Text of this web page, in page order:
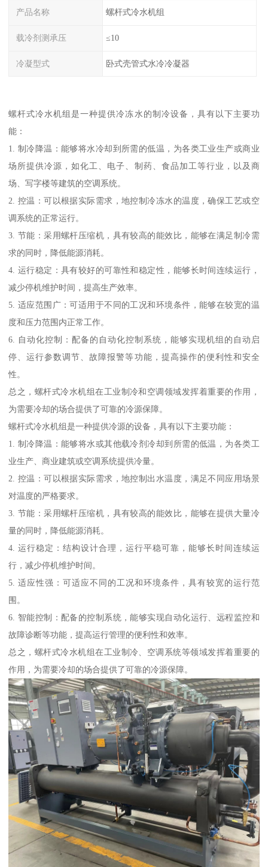
产品名称 螺杆式冷水机组
载冷剂测承压 ≤10
冷凝型式 卧式壳管式水冷冷凝器
螺杆式冷水机组是一种提供冷冻水的制冷设备，具有以下主要功
能：
1. 制冷降温：能够将水冷却到所需的低温，为各类工业生产或商业
场所提供冷源，如化工、电子、制药、食品加工等行业，以及商
场、写字楼等建筑的空调系统。
2. 控温：可以根据实际需求，地控制冷冻水的温度，确保工艺或空
调系统的正常运行。
3. 节能：采用螺杆压缩机，具有较高的能效比，能够在满足制冷需
求的同时，降低能源消耗。
4. 运行稳定：具有较好的可靠性和稳定性，能够长时间连续运行，
减少停机维护时间，提高生产效率。
5. 适应范围广：可适用于不同的工况和环境条件，能够在较宽的温
度和压力范围内正常工作。
6. 自动化控制：配备的自动化控制系统，能够实现机组的自动启
停、运行参数调节、故障报警等功能，提高操作的便利性和安全
性。
总之，螺杆式冷水机组在工业制冷和空调领域发挥着重要的作用，
为需要冷却的场合提供了可靠的冷源保障。
螺杆式冷水机组是一种提供冷源的设备，具有以下主要功能：
1. 制冷降温：能够将水或其他载冷剂冷却到所需的低温，为各类工
业生产、商业建筑或空调系统提供冷量。
2. 控温：可以根据实际需求，地控制出水温度，满足不同应用场景
对温度的严格要求。
3. 节能：采用螺杆压缩机，具有较高的能效比，能够在提供大量冷
量的同时，降低能源消耗。
4. 运行稳定：结构设计合理，运行平稳可靠，能够长时间连续运
行，减少停机维护时间。
5. 适应性强：可适应不同的工况和环境条件，具有较宽的运行范
围。
6. 智能控制：配备的控制系统，能够实现自动化运行、远程监控和
故障诊断等功能，提高运行管理的便利性和效率。
总之，螺杆式冷水机组在工业制冷、空调系统等领域发挥着重要的
作用，为需要冷却的场合提供了可靠的冷源保障。